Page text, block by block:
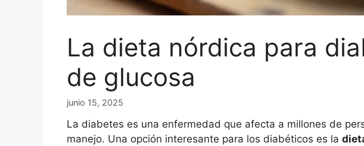
La dieta nórdica para
de glucosa
junio 15, 2025
La diabetes es una enfermedad que afecta a millones de
manejo. Una opción interesante para los diabéticos es la